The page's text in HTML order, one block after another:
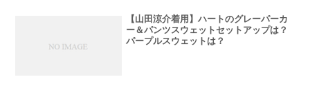
【山田涼介着用】ハートのグレーパーカ
ー＆パンツスウェットセットアップは？
パープルスウェットは？